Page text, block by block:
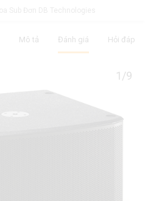
Mô tả Đánh giá Hỏi đáp
1/9